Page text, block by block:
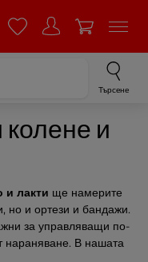
Търсене
и
и лакти ще намерите
но и ортези и бандажи.
за управляващи по-
нараняване. В нашата